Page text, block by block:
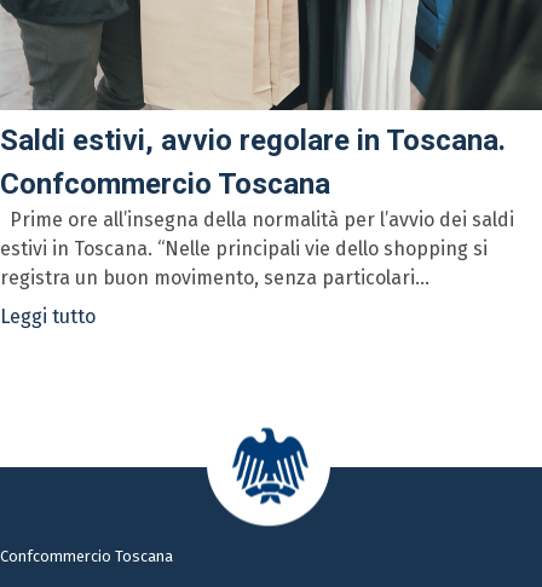
Saldi estivi, avvio regolare in Toscana.
Confcommercio Toscana
Prime ore all’insegna della normalità per l’avvio dei saldi
estivi in Toscana. “Nelle principali vie dello shopping si
registra un buon movimento, senza particolari...
Leggi tutto
Confcommercio Toscana